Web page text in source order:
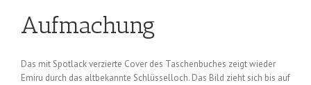
Aufmachung
Das mit Spotlack verzierte Cover des Taschenbuches zeigt wieder
Emiru durch das altbekannte Schlüsselloch. Das Bild zieht sich bis auf